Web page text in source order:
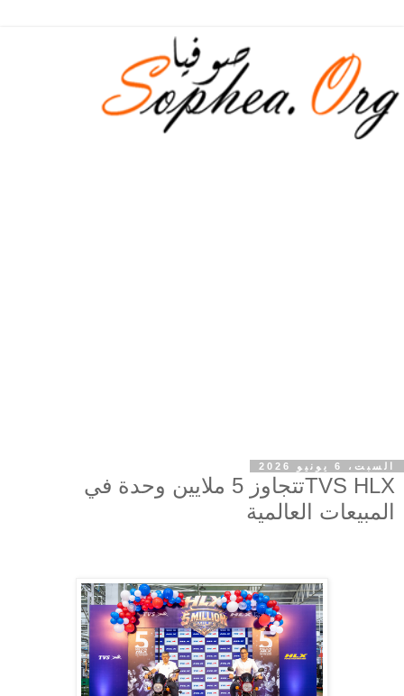
السبت، 6 يونيو 2026
TVS HLXتتجاوز 5 ملايين وحدة في
المبيعات العالمية